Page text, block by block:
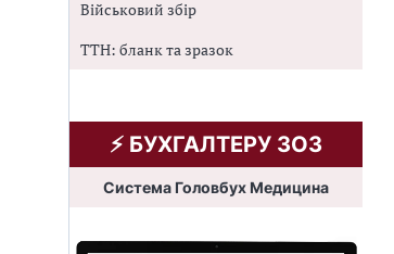
Військовий збір
ТТН: бланк та зразок
⚡️ БУХГАЛТЕРУ ЗОЗ
Система Головбух Медицина